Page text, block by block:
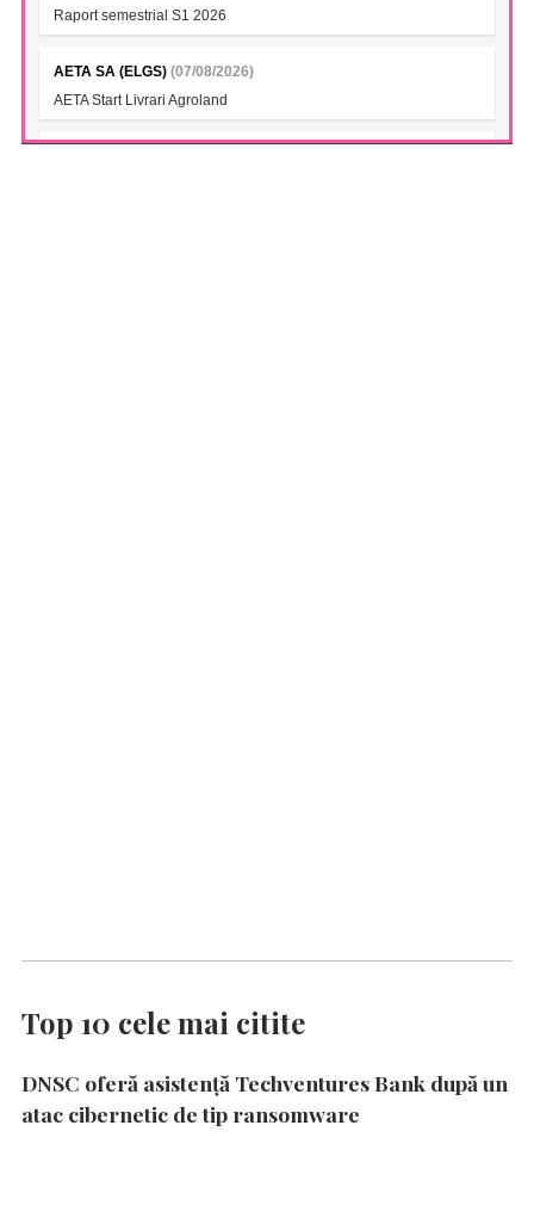
Raport semestrial S1 2026
AETA SA (ELGS) (07/08/2026)
AETA Start Livrari Agroland
Top 10 cele mai citite
DNSC oferă asistență Techventures Bank după un
atac cibernetic de tip ransomware